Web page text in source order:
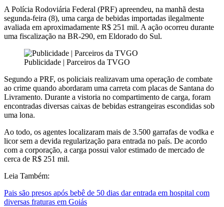
A Polícia Rodoviária Federal (PRF) apreendeu, na manhã desta
segunda-feira (8), uma carga de bebidas importadas ilegalmente
avaliada em aproximadamente R$ 251 mil. A ação ocorreu durante
uma fiscalização na BR-290, em Eldorado do Sul.
Publicidade | Parceiros da TVGO
Segundo a PRF, os policiais realizavam uma operação de combate
ao crime quando abordaram uma carreta com placas de Santana do
Livramento. Durante a vistoria no compartimento de carga, foram
encontradas diversas caixas de bebidas estrangeiras escondidas sob
uma lona.
Ao todo, os agentes localizaram mais de 3.500 garrafas de vodka e
licor sem a devida regularização para entrada no país. De acordo
com a corporação, a carga possui valor estimado de mercado de
cerca de R$ 251 mil.
Leia Também:
Pais são presos após bebê de 50 dias dar entrada em hospital com
diversas fraturas em Goiás